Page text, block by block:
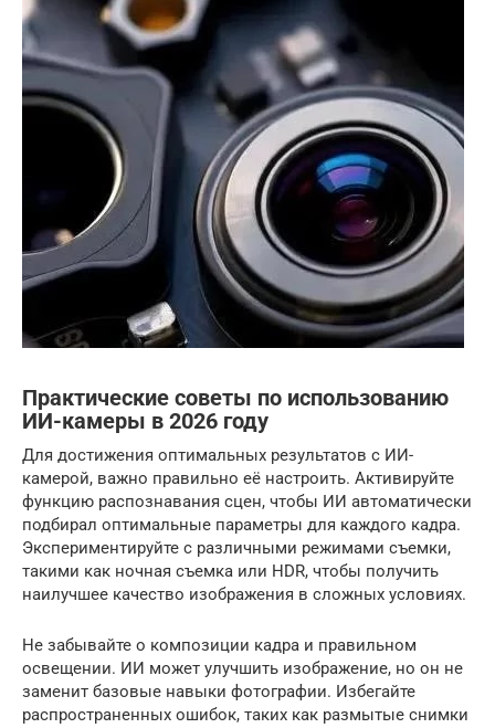
Практические советы по использованию
ИИ-камеры в 2026 году
Для достижения оптимальных результатов с ИИ-
камерой, важно правильно её настроить. Активируйте
функцию распознавания сцен, чтобы ИИ автоматически
подбирал оптимальные параметры для каждого кадра.
Экспериментируйте с различными режимами съемки,
такими как ночная съемка или HDR, чтобы получить
наилучшее качество изображения в сложных условиях.
Не забывайте о композиции кадра и правильном
освещении. ИИ может улучшить изображение, но он не
заменит базовые навыки фотографии. Избегайте
распространенных ошибок, таких как размытые снимки